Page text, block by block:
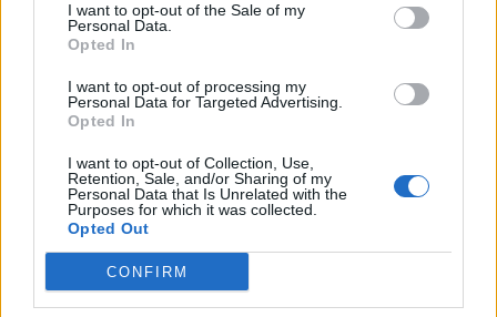
I want to opt-out of the Sale of my
Personal Data.
Opted In
I want to opt-out of processing my
Personal Data for Targeted Advertising.
Opted In
I want to opt-out of Collection, Use,
Retention, Sale, and/or Sharing of my
Personal Data that Is Unrelated with the
Purposes for which it was collected.
Opted Out
CONFIRM
Lojas mais próximas
SANTO AMARO SOUSEL(4.63 km)